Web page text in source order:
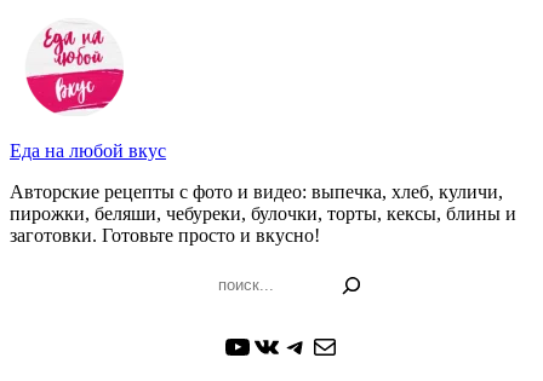
Перейти
содержимому
Еда на любой вкус
Авторские рецепты с фото и видео: выпечка, хлеб, куличи,
пирожки, беляши, чебуреки, булочки, торты, кексы, блины и
заготовки. Готовьте просто и вкусно!
YouTube
ВКонтакте
Telegram
Почта